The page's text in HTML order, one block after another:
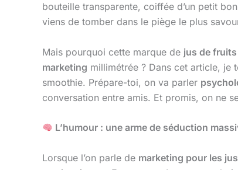
bouteille transparente, coiffée d’un petit
viens de tomber dans le piège le plus
Mais pourquoi cette marque de jus de fruits
marketing millimétrée ? Dans cet article, je
smoothie. Prépare-toi, on va parler
conversation entre amis. Et promis, on ne
L’humour : une arme de séduction
Lorsque l’on parle de marketing pour les